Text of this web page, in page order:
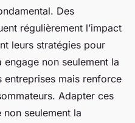
Des
régulièrement l’impact
leurs stratégies pour
non seulement la
entreprises mais renforce
Adapter ces
seulement la